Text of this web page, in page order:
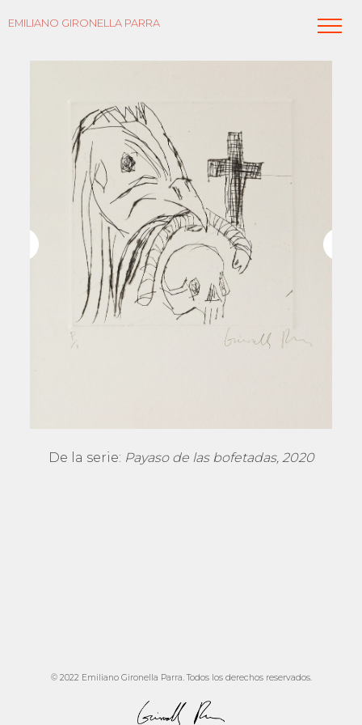
EMILIANO GIRONELLA PARRA
De la serie: Payaso de las bofetadas, 2020
© 2022 Emiliano Gironella Parra. Todos los derechos reservados.